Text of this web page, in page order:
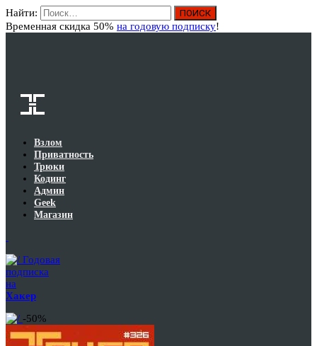
Найти:
Временная скидка 50% на годовую подписку!
Взлом
Приватность
Трюки
Кодинг
Админ
Geek
Магазин
Годовая
подписка
на
Хакер
-50%